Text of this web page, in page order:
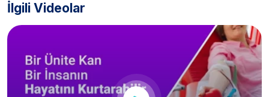
İlgili Videolar